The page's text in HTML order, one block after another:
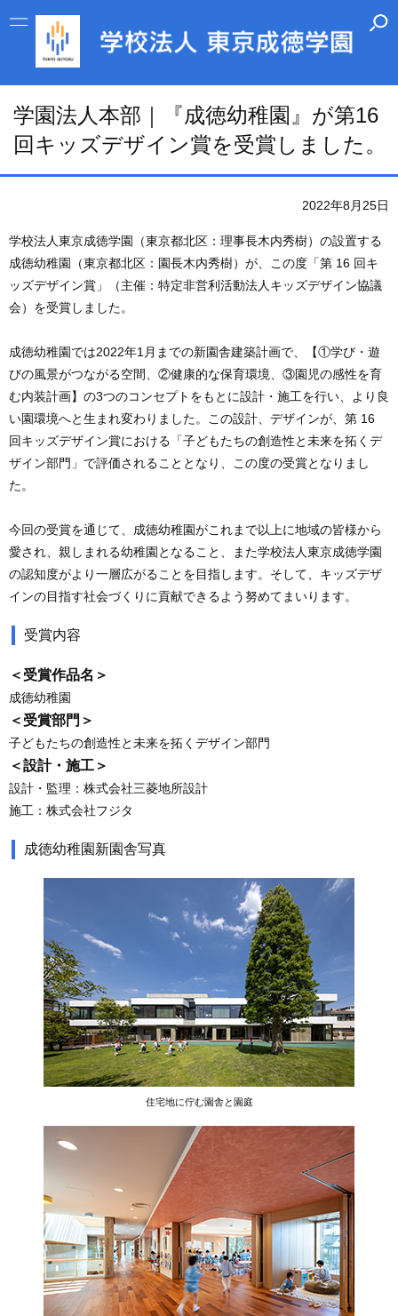
学園法人本部｜『成徳幼稚園』が第16
回キッズデザイン賞を受賞しました。
2022年8月25日
学校法人東京成徳学園（東京都北区：理事長木内秀樹）の設置する
成徳幼稚園（東京都北区：園長木内秀樹）が、この度「第 16 回キ
ッズデザイン賞」（主催：特定非営利活動法人キッズデザイン協議
会）を受賞しました。
成徳幼稚園では2022年1月までの新園舎建築計画で、【①学び・遊
びの風景がつながる空間、②健康的な保育環境、③園児の感性を育
む内装計画】の3つのコンセプトをもとに設計・施工を行い、より良
い園環境へと生まれ変わりました。この設計、デザインが、第 16
回キッズデザイン賞における「子どもたちの創造性と未来を拓くデ
ザイン部門」で評価されることとなり、この度の受賞となりまし
た。
今回の受賞を通じて、成徳幼稚園がこれまで以上に地域の皆様から
愛され、親しまれる幼稚園となること、また学校法人東京成徳学園
の認知度がより一層広がることを目指します。そして、キッズデザ
インの目指す社会づくりに貢献できるよう努めてまいります。
受賞内容
＜受賞作品名＞
成徳幼稚園
＜受賞部門＞
子どもたちの創造性と未来を拓くデザイン部門
＜設計・施工＞
設計・監理：株式会社三菱地所設計
施工：株式会社フジタ
成徳幼稚園新園舎写真
住宅地に佇む園舎と園庭